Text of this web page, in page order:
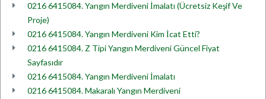
0216 6415084. Yangın Merdiveni İmalatı (Ücretsiz Keşif Ve
Proje)
0216 6415084. Yangın Merdiveni Kim İcat Etti?
0216 6415084. Z Tipi Yangın Merdiveni Güncel Fiyat
Sayfasıdır
0216 6415084. Yangın Merdiveni İmalatı
0216 6415084. Makaralı Yangın Merdiveni